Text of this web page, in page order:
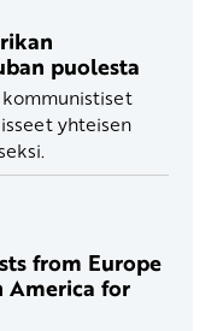
puolesta
kommunistiset
yhteisen
from Europe
America for